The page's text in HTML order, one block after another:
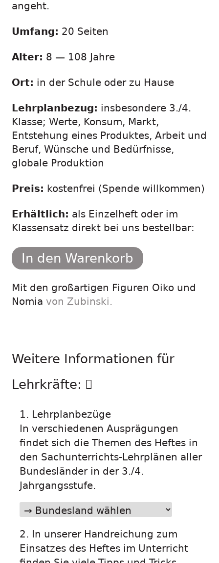
angeht.
Umfang: 20 Seiten
Alter: 8 — 108 Jahre
Ort: in der Schule oder zu Hause
Lehrplanbezug: insbesondere 3./4.
Klasse; Werte, Konsum, Markt,
Entstehung eines Produktes, Arbeit und
Beruf, Wünsche und Bedürfnisse,
globale Produktion
Preis: kostenfrei (Spende willkommen)
Erhältlich: als Einzelheft oder im
Klassensatz direkt bei uns bestellbar:
In den Warenkorb
Mit den großartigen Figuren Oiko und
Nomia von Zubinski.
Weitere Informationen für
Lehrkräfte:
1. Lehrplanbezüge
In verschiedenen Ausprägungen
findet sich die Themen des Heftes in
den Sachunterrichts-Lehrplänen aller
Bundesländer in der 3./4.
Jahrgangsstufe.
2. In unserer Handreichung zum
Einsatzes des Heftes im Unterricht